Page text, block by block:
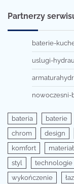
Partnerzy
baterie-
uslugi-
nowoczesni-
bateria baterie
chrom
design
komfort
styl
technologie
wykończenie